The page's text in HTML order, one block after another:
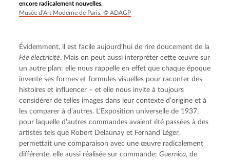
encore radicalement nouvelles.
Musée d’Art Moderne de Paris, © ADAGP
Fée électricité. Mais on peut aussi interpréter cette œuvre sur
un autre plan: elle nous rappelle en effet que chaque époque
invente ses formes et formules visuelles pour raconter des
histoires et influencer – et elle nous invite à toujours
considérer de telles images dans leur contexte d’origine et à
les comparer à d’autres. L’Exposition universelle de 1937,
pour laquelle d’autres commandes avaient été passées à des
artistes tels que Robert Delaunay et Fernand Léger,
permettait une comparaison avec une œuvre radicalement
différente, elle aussi réalisée sur commande: Guernica, de